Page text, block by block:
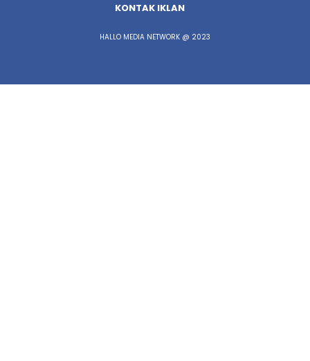
KONTAK IKLAN
HALLO MEDIA NETWORK @ 2023